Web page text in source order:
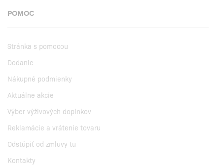
POMOC
Stránka s pomocou
Dodanie
Nákupné podmienky
Aktuálne akcie
Výber výživových doplnkov
Reklamácie a vrátenie tovaru
Odstúpiť od zmluvy tu
Kontakty